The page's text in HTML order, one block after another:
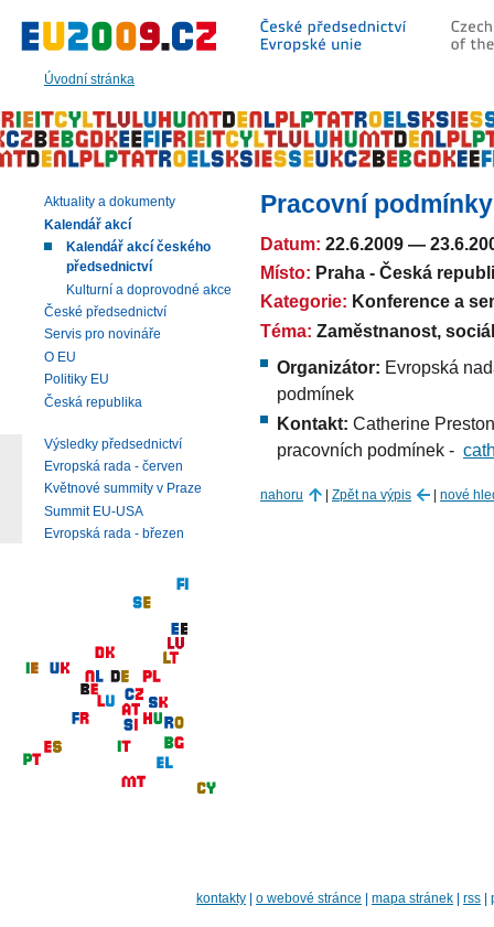
Úvodní stránka
hlavní
|
navigaci
|
vyhledávání
Pracovní
Datum: 22.6.2009 —
Místo: Praha - Česká
Kategorie: Konference a
Téma: Zaměstnanost,
Organizátor: Evropská
podmínek
Kontakt: Catherine
pracovních podmínek -
nahoru | Zpět na výpis | nové
Aktuality a dokumenty
Kalendář akcí
Kalendář akcí českého
předsednictví
Kulturní a doprovodné akce
České předsednictví
Servis pro novináře
O EU
Politiky EU
Česká republika
Výsledky předsednictví
Evropská rada - červen
Květnové summity v Praze
Summit EU-USA
Evropská rada - březen
kontakty o webové stránce mapa stránek rss